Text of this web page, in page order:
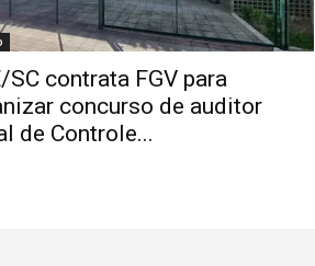
SC contrata FGV para
concurso de auditor
de Controle...